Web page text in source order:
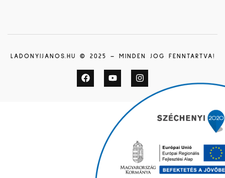
LADONYIJANOS.HU © 2025 – MINDEN JOG FENNTARTVA!